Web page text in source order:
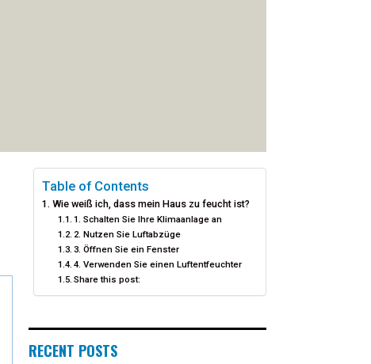
Table of Contents
Wie weiß ich, dass mein Haus zu feucht ist?
1. Schalten Sie Ihre Klimaanlage an
2. Nutzen Sie Luftabzüge
3. Öffnen Sie ein Fenster
4. Verwenden Sie einen Luftentfeuchter
Share this post:
RECENT POSTS